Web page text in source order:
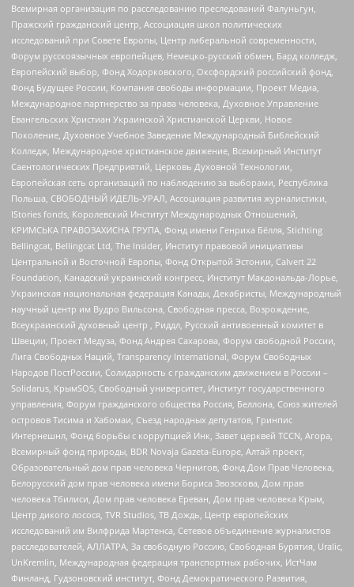
Всемирная организация по расследованию преследований Фалуньгун,
Пражский гражданский центр, Ассоциация школ политических
исследований при Совете Европы, Центр либеральной современности,
Форум русскоязычных европейцев, Немецко-русский обмен, Бард колледж,
Европейский выбор, Фонд Ходорковского, Оксфордский российский фонд,
Фонд Будущее России, Компания свободы информации, Проект Медиа,
Международное партнерство за права человека, Духовное Управление
Евангельских Христиан Украинской Христианской Церкви, Новое
Поколение, Духовное Учебное Заведение Международный Библейский
Колледж, Международное христианское движение, Всемирный Институт
Саентологических Предприятий, Церковь Духовной Технологии,
Европейская сеть организаций по наблюдению за выборами, Республика
Польша, СВОБОДНЫЙ ИДЕЛЬ-УРАЛ, Ассоциация развития журналистики,
IStories fonds, Королевский Институт Международных Отношений,
КРИМСЬКА ПРАВОЗАХИСНА ГРУПА, Фонд имени Генриха Бёлля, Stichting
Bellingcat, Bellingcat Ltd, The Insider, Институт правовой инициативы
Центральной и Восточной Европы, Фонд Открытой Эстонии, Calvert 22
Foundation, Канадский украинский конгресс, Институт Макдональда-Лорье,
Украинская национальная федерация Канады, Декабристы, Международный
научный центр им Вудро Вильсона, Свободная пресса, Возрождение,
Всеукраинский духовный центр , Риддл, Русский антивоенный комитет в
Швеции, Проект Медуза, Фонд Андрея Сахарова, Форум свободной России,
Лига Свободных Наций, Transparеncy International, Форум Свободных
Народов ПостРоссии, Солидарность с гражданским движением в России –
Solidarus, КрымSOS, Свободный университет, Институт государственного
управления, Форум гражданского общества Россия, Беллона, Союз жителей
островов Тисима и Хабомаи, Съезд народных депутатов, Гринпис
Интернешнл, Фонд борьбы с коррупцией Инк, Завет церквей TCCN, Агора,
Всемирный фонд природы, BDR Novaja Gazeta-Europe, Алтай проект,
Образовательный дом прав человека Чернигов, Фонд Дом Прав Человека,
Белорусский дом прав человека имени Бориса Звозскова, Дом прав
человека Тбилиси, Дом прав человека Ереван, Дом прав человека Крым,
Центр дикого лосося, TVR Studios, ТВ Дождь, Центр европейских
исследований им Вилфрида Мартенса, Сетевое объединение журналистов
расследователей, АЛЛАТРА, За свободную Россию, Свободная Бурятия, Uralic,
UnKremlin, Международная федерация транспортных рабочих, ИстЧам
Финланд, Гудзоновский институт, Фонд Демократического Развития,